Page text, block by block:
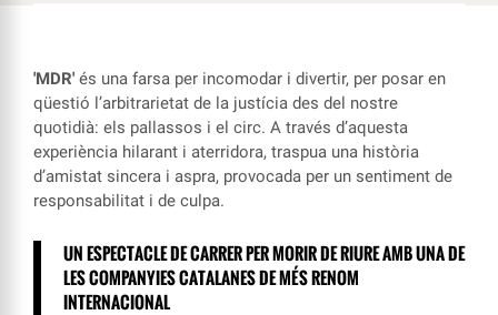
'MDR' és una farsa per incomodar i divertir, per posar en
qüestió l’arbitrarietat de la justícia des del nostre
quotidià: els pallassos i el circ. A través d’aquesta
experiència hilarant i aterridora, traspua una història
d’amistat sincera i aspra, provocada per un sentiment de
responsabilitat i de culpa.
UN ESPECTACLE DE CARRER PER MORIR DE RIURE AMB UNA DE
LES COMPANYIES CATALANES DE MÉS RENOM
INTERNACIONAL